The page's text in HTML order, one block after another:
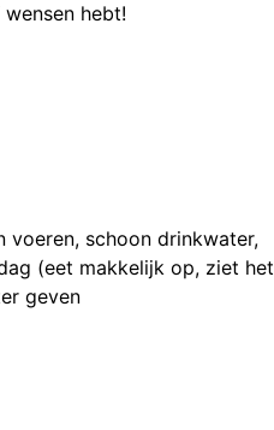
hebt!
voeren, schoon drinkwater,
(eet makkelijk op, ziet het
geven